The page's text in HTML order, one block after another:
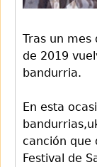
Tras un mes
de 2019
bandurria.
En esta
canción que
Festival de